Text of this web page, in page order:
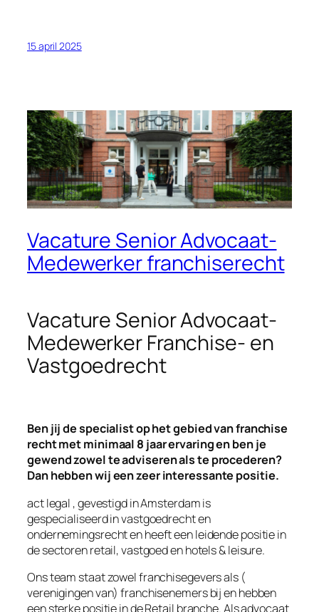
15 april 2025
Vacature Senior Advocaat-
Medewerker franchiserecht
Vacature Senior Advocaat-
Medewerker Franchise- en
Vastgoedrecht
Ben jij de specialist op het gebied van franchise
recht met minimaal 8 jaar ervaring en ben je
gewend zowel te adviseren als te procederen?
Dan hebben wij een zeer interessante positie.
act legal , gevestigd in Amsterdam is
gespecialiseerd in vastgoedrecht en
ondernemingsrecht en heeft een leidende positie in
de sectoren retail, vastgoed en hotels & leisure.
Ons team staat zowel franchisegevers als (
verenigingen van) franchisenemers bij en hebben
een sterke positie in de Retail branche. Als advocaat